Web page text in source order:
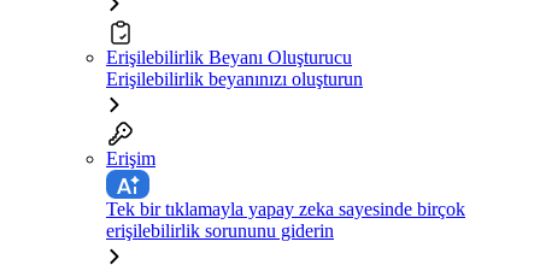
Erişilebilirlik Beyanı Oluşturucu
Erişilebilirlik beyanınızı oluşturun
Erişim
Tek bir tıklamayla yapay zeka sayesinde birçok
erişilebilirlik sorununu giderin